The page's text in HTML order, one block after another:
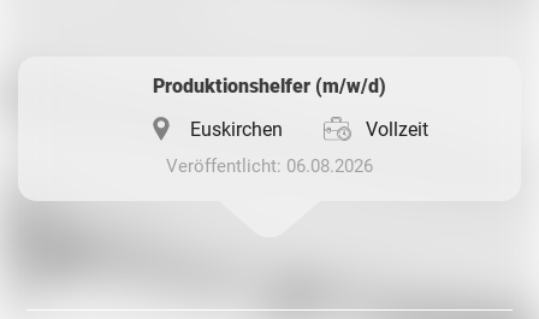
Produktionshelfer (m/w/d)
Euskirchen
Vollzeit
Veröffentlicht: 06.08.2026